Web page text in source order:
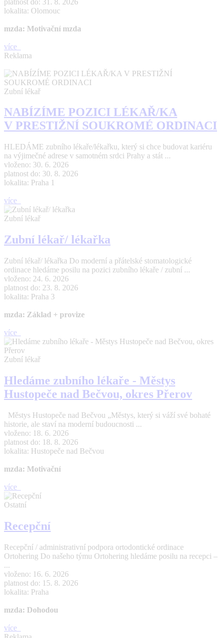
lokalita: Olomouc
mzda: Motivační mzda
více
Reklama
Zubní lékař
NABÍZÍME POZICI LÉKAŘ/KA
V PRESTIŽNÍ SOUKROMÉ ORDINACI
HLEDÁME zubního lékaře/lékařku, který si chce budovat kariéru
na výjimečné adrese v samotném srdci Prahy a stát ...
vloženo: 30. 6. 2026
platnost do: 30. 8. 2026
lokalita: Praha 1
více
Zubní lékař
Zubní lékař/ lékařka
Zubní lékař/ lékařka Do moderní a přátelské stomatologické
ordinace hledáme posilu na pozici zubního lékaře / zubní ...
vloženo: 24. 6. 2026
platnost do: 23. 8. 2026
lokalita: Praha 3
mzda: Základ + provize
více
Zubní lékař
Hledáme zubního lékaře - Městys
Hustopeče nad Bečvou, okres Přerov
Městys Hustopeče nad Bečvou „Městys, který si váží své bohaté
historie, ale staví na moderní budoucnosti ...
vloženo: 18. 6. 2026
platnost do: 18. 8. 2026
lokalita: Hustopeče nad Bečvou
mzda: Motivační
více
Ostatní
Recepční
Recepční / administrativní podpora ortodontické ordinace
Ortohering Do našeho týmu Ortohering hledáme posilu na recepci –
...
vloženo: 16. 6. 2026
platnost do: 15. 8. 2026
lokalita: Praha
mzda: Dohodou
více